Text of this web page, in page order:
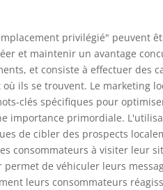
privilégié" peuvent
et maintenir un avantage
et consiste à effectuer des
ils se trouvent. Le marketing
clés spécifiques pour
importance primordiale.
de cibler des prospects
consommateurs à visiter leur
de véhiculer leurs
leurs consommateurs